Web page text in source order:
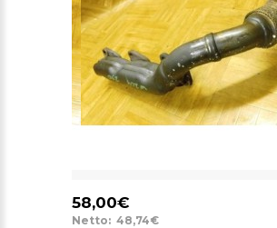
58,00€
Netto: 48,74€